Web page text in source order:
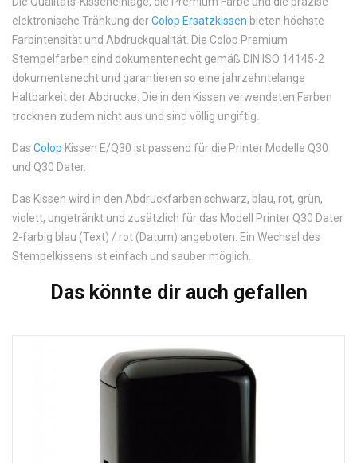
elektronische Tränkung derColop Ersatzkissen bieten höchste
Farbintensität und Abdruckqualität. Die Colop Premium
Stempelfarben sind dokumentenecht gemäß DIN ISO 14145-2
dokumentenecht und garantieren so eine jahrzehntelange
Haltbarkeit der Abdrucke. Die in den Kissen verwendeten Farben
trocknen zudem nicht aus und sind völlig ungiftig.
Das Colop Kissen E/Q30 ist passend für die Printer Modelle Q30
und Q30 Dater.
Das Kissen wird in den Abdruckfarben schwarz, blau, rot, grün,
violett, ungetränkt und zusätzlich für das Modell Printer Q30 Dater
2-farbig blau (Text) / rot (Datum) angeboten. Ein Wechsel des
Stempelkissens ist einfach und sauber möglich.
Das könnte dir auch gefallen